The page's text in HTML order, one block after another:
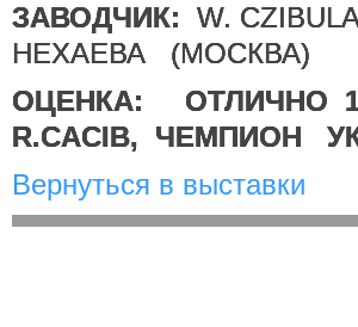
ЗАВОДЧИК: W.
НЕХАЕВА (МОСКВА)
ОЦЕНКА:
ОТЛИЧНО
R.CACIB, ЧЕМПИОН
Вернуться в выставки